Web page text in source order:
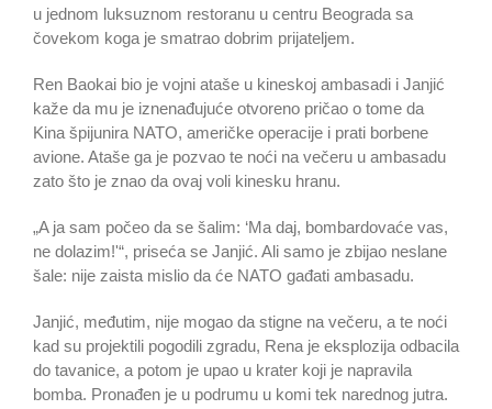
u jednom luksuznom restoranu u centru Beograda sa
čovekom koga je smatrao dobrim prijateljem.
Ren Baokai bio je vojni ataše u kineskoj ambasadi i Janjić
kaže da mu je iznenađujuće otvoreno pričao o tome da
Kina špijunira NATO, američke operacije i prati borbene
avione. Ataše ga je pozvao te noći na večeru u ambasadu
zato što je znao da ovaj voli kinesku hranu.
„A ja sam počeo da se šalim: ‘Ma daj, bombardovaće vas,
ne dolazim!'“, priseća se Janjić. Ali samo je zbijao neslane
šale: nije zaista mislio da će NATO gađati ambasadu.
Janjić, međutim, nije mogao da stigne na večeru, a te noći
kad su projektili pogodili zgradu, Rena je eksplozija odbacila
do tavanice, a potom je upao u krater koji je napravila
bomba. Pronađen je u podrumu u komi tek narednog jutra.